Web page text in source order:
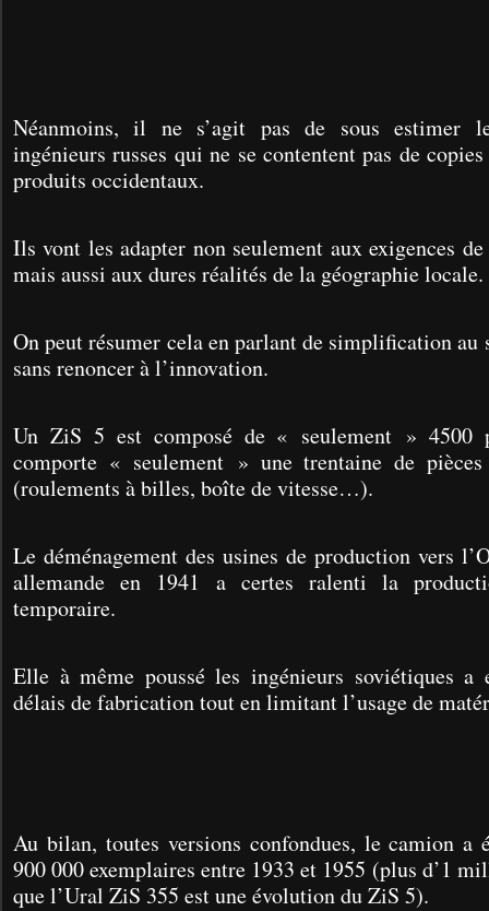
Néanmoins, il ne s’agit pas de sous estimer
ingénieurs russes qui ne se contentent pas de
produits occidentaux.
Ils vont les adapter non seulement aux exigences
mais aussi aux dures réalités de la géographie locale.
On peut résumer cela en parlant de simplification au
sans renoncer à l’innovation.
Un ZiS 5 est composé de « seulement » 4500
comporte « seulement » une trentaine de
(roulements à billes, boîte de vitesse…).
Le déménagement des usines de production vers
allemande en 1941 a certes ralenti la
temporaire.
Elle à même poussé les ingénieurs soviétiques a
délais de fabrication tout en limitant l’usage de
Au bilan, toutes versions confondues, le camion a
900 000 exemplaires entre 1933 et 1955 (plus d’1
que l’Ural ZiS 355 est une évolution du ZiS 5).